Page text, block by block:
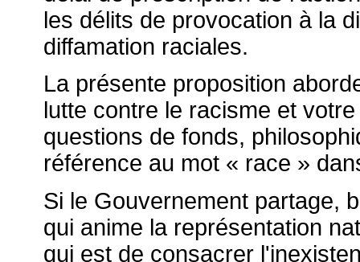
les délits de provocation à la
diffamation raciales.
La présente proposition
lutte contre le racisme et
questions de fonds,
référence au mot « race »
Si le Gouvernement partage,
qui anime la représentation
qui est de consacrer